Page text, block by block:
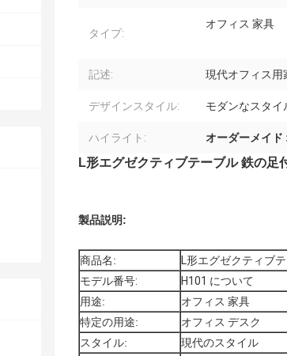
タイプ:
オフィス 家具
記述: 現代オフィス用
デザインスタイル: モダンなスタイ
ハイライト: オーダーメイド
L形エグゼクティブテーブル 鉄の足
製品説明:
商品名:
L形エグゼクティブ
モデル番号:
H101 について
用途:
オフィス 家具
特定の用途:
オフィス デスク
スタイル:
現代のスタイル